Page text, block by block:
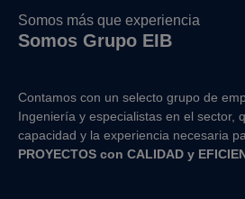
Somos más que experiencia
Somos Grupo EIB
Contamos con un selecto grupo de
Ingeniería y especialistas en el sector,
capacidad y la experiencia necesaria
PROYECTOS con CALIDAD y